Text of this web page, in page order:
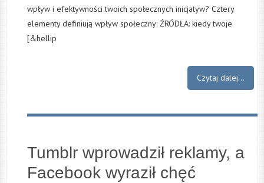
wpływ i efektywności twoich społecznych inicjatyw? Cztery
elementy definiują wpływ społeczny: ŹRÓDŁA: kiedy twoje
[&hellip
Czytaj dalej...
Tumblr wprowadził reklamy, a
Facebook wyraził chęć